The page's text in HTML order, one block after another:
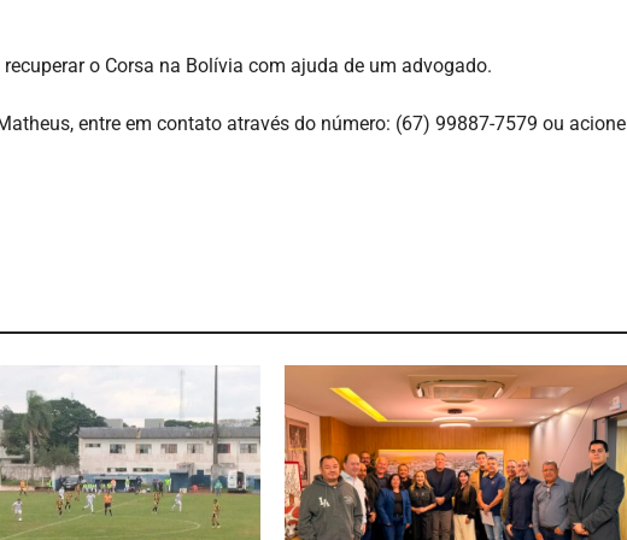
o Corsa na Bolívia com ajuda de um advogado.
entre em contato através do número: (67) 99887-7579 ou acione